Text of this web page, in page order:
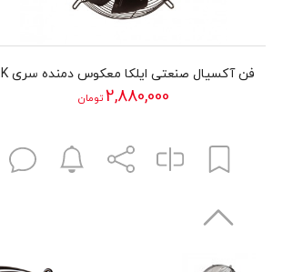
2,880,000تومان